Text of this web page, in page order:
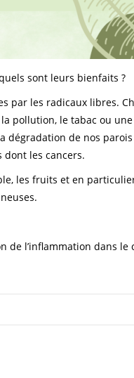
sont leurs bienfaits ?
par les radicaux libres.
pollution, le tabac ou
dégradation de nos
dont les cancers.
les fruits et en
l’inflammation dans